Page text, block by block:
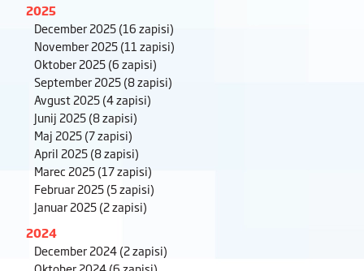
2025
December 2025(16 zapisi)
November 2025(11 zapisi)
Oktober 2025(6 zapisi)
September 2025(8 zapisi)
Avgust 2025(4 zapisi)
Junij 2025(8 zapisi)
Maj 2025(7 zapisi)
April 2025(8 zapisi)
Marec 2025(17 zapisi)
Februar 2025(5 zapisi)
Januar 2025(2 zapisi)
2024
December 2024(2 zapisi)